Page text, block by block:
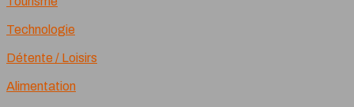
Technologie
Détente / Loisirs
Alimentation